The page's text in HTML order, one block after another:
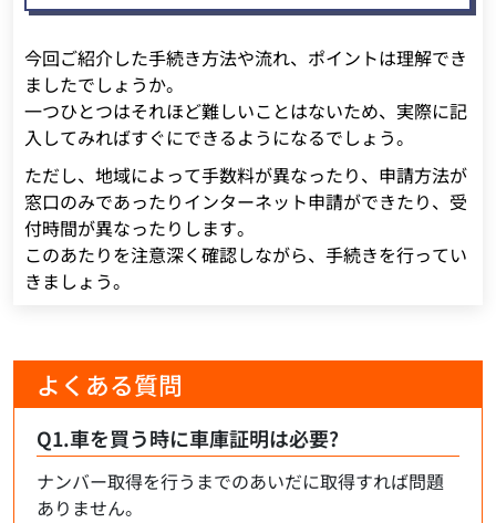
今回ご紹介した手続き方法や流れ、ポイントは理解でき
ましたでしょうか。
一つひとつはそれほど難しいことはないため、実際に記
入してみればすぐにできるようになるでしょう。
ただし、地域によって手数料が異なったり、申請方法が
窓口のみであったりインターネット申請ができたり、受
付時間が異なったりします。
このあたりを注意深く確認しながら、手続きを行ってい
きましょう。
よくある質問
Q1.車を買う時に車庫証明は必要?
ナンバー取得を行うまでのあいだに取得すれば問題
ありません。